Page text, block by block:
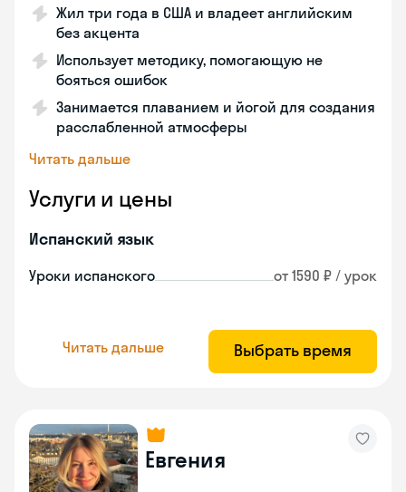
Жил три года в США и владеет английским
без акцента
Использует методику, помогающую не
бояться ошибок
Занимается плаванием и йогой для создания
расслабленной атмосферы
Читать дальше
Услуги и цены
Испанский язык
Уроки испанского от 1590 ₽ / урок
Читать дальше Выбрать время
Евгения